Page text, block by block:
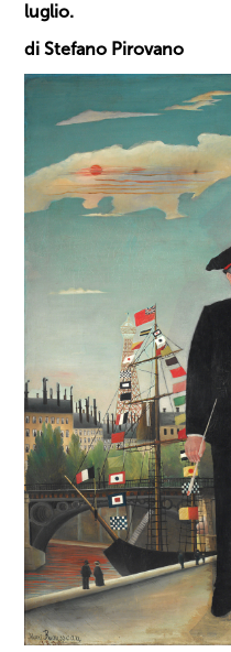
luglio.
di Stefano Pirovano